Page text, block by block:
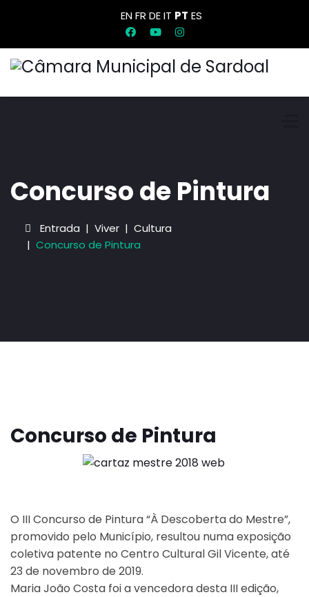
ENFR DEIT PT ES
Concurso de Pintura
Entrada Viver
Cultura
Concurso de Pintura
Concurso de Pintura
O III Concurso de Pintura “À Descoberta do Mestre”,
promovido pelo Município, resultou numa exposição
coletiva patente no Centro Cultural Gil Vicente, até
23 de novembro de 2019.
Maria João Costa foi a vencedora desta III edição,